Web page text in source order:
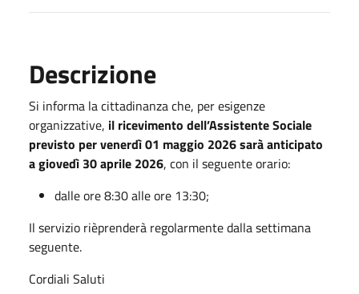
Descrizione
Si informa la cittadinanza che, per esigenze
organizzative, il ricevimento dell’Assistente Sociale
previsto per venerdì 01 maggio 2026 sarà anticipato
a giovedì 30 aprile 2026, con il seguente orario:
dalle ore 8:30 alle ore 13:30;
Il servizio rièprenderà regolarmente dalla settimana
seguente.
Cordiali Saluti